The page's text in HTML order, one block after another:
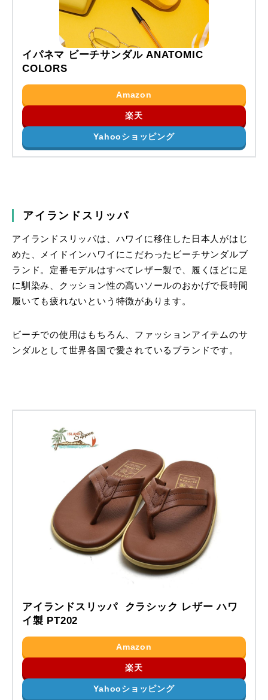
イパネマ ビーチサンダル ANATOMIC
COLORS
Amazon
楽天
Yahooショッピング
アイランドスリッパ
アイランドスリッパは、ハワイに移住した日本人がはじ
めた、メイドインハワイにこだわったビーチサンダルブ
ランド。定番モデルはすべてレザー製で、履くほどに足
に馴染み、クッション性の高いソールのおかげで長時間
履いても疲れないという特徴があります。
ビーチでの使用はもちろん、ファッションアイテムのサ
ンダルとして世界各国で愛されているブランドです。
アイランドスリッパ クラシック レザー ハワ
イ製 PT202
Amazon
楽天
Yahooショッピング